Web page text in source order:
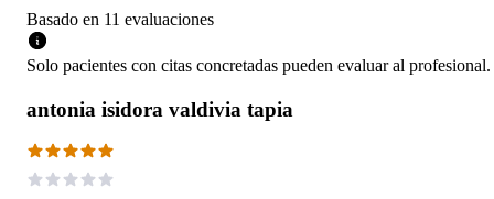
Basado en 11 evaluaciones
Solo pacientes con citas concretadas pueden evaluar al profesional.
antonia isidora valdivia tapia